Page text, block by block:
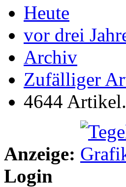
Heute
vor drei
Archiv
Zufälliger
4644 Artikel.
Anzeige:
Login